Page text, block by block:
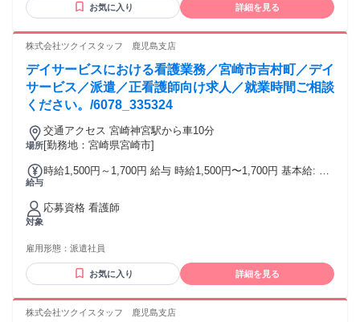
お気に入り 詳細を見る
株式会社ツクイスタッフ 鹿児島支店
デイサービスにおける看護業務／宮崎市吉村町／デイ
サービス／派遣／正看護師向け求人／就業時間ご相談
ください。/6078_335324
場所
交通アクセス 宮崎神宮駅から車10分
[勤務地：宮崎県宮崎市]
給与
時給1,500円～1,700円 給与 時給1,500円〜1,700円 基本給: 正
割増） 年末年始手当 給与詳細: 経験を考慮の上決定 昇給（前
年度実績）: あり：実績により 締日・支払日（支払い方法）:
対象
応募資格 看護師
雇用形態： 派遣社員
お気に入り 詳細を見る
株式会社ツクイスタッフ 鹿児島支店